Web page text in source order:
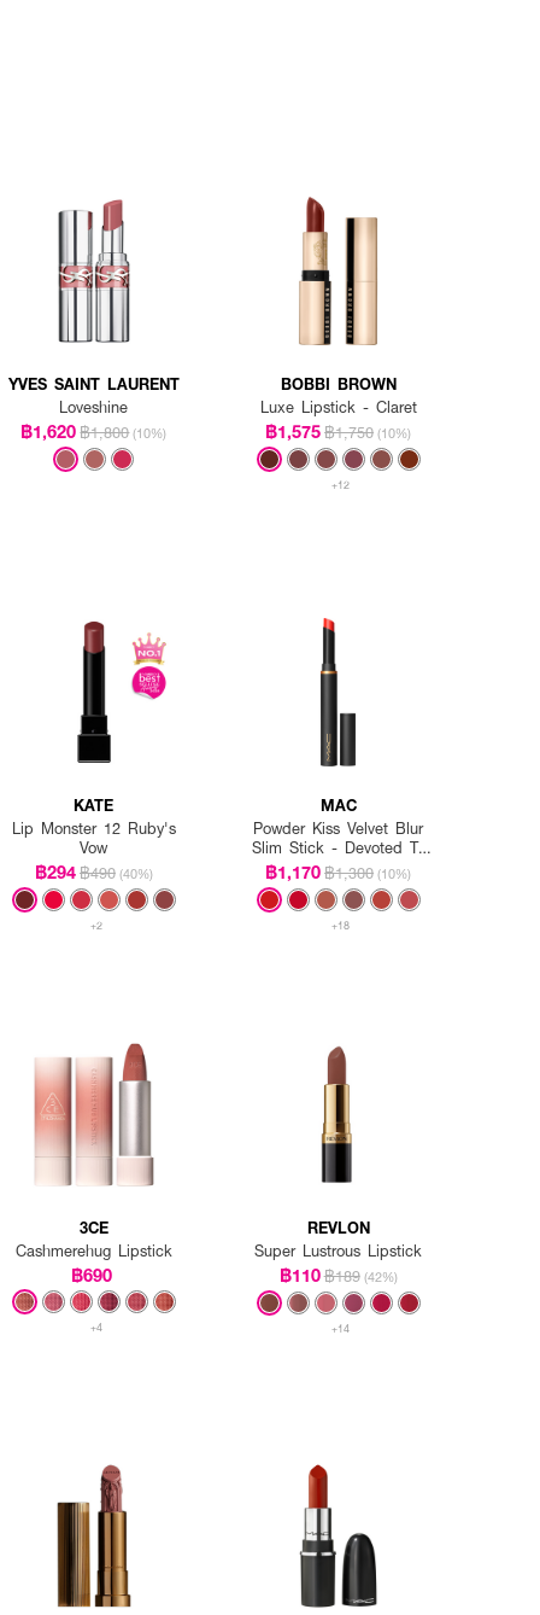
YVES SAINT LAURENT
Loveshine
฿1,620฿1,800 (10%)
BOBBI BROWN
Luxe Lipstick - Claret
฿1,575฿1,750 (10%)
+12
KATE
Lip Monster 12 Ruby's
Vow
฿294฿490 (40%)
+2
MAC
Powder Kiss Velvet Blur
Slim Stick - Devoted To
Danger
฿1,170฿1,300 (10%)
+18
3CE
Cashmerehug Lipstick
฿690
+4
REVLON
Super Lustrous Lipstick
฿110฿189 (42%)
+14